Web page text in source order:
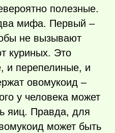
полезные.
мифа. Первый –
не вызывают
куриных. Это
и перепелиные, и
овомукоид –
у человека может
яиц. Правда, для
может быть